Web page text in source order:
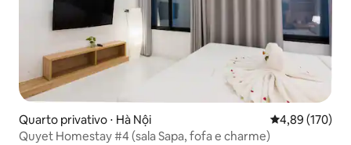
Quarto privativo ⋅ Hà Nội 4,89 de uma
4,89 (170)
Quyet Homestay #4 (sala Sapa, fofa e charme)